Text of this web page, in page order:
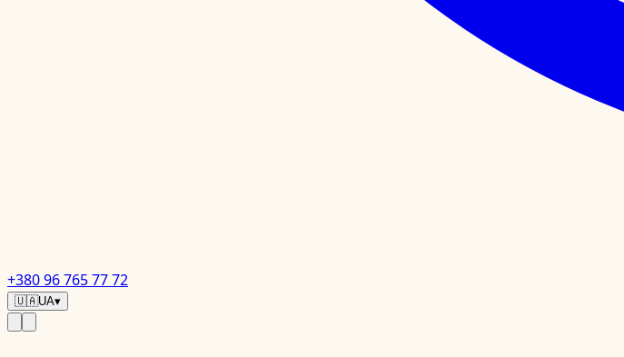
+380 96 765 77 72
🇺🇦UA▾